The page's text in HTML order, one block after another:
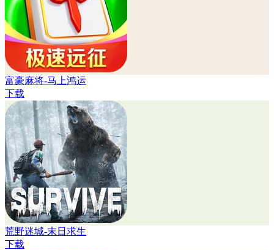
富豪麻将-马上鸿运
下载
荒野迷城-末日求生
下载